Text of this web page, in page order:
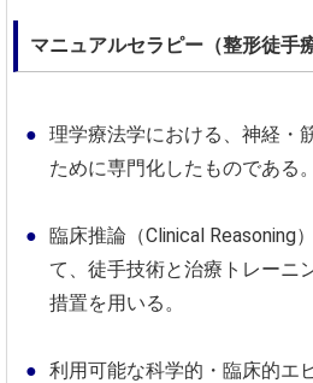
マニュアルセラピー（整形徒手
理学療法学における、神経・
ために専門化したものである。
臨床推論（Clinical Reasoning
て、徒手技術と治療トレーニ
措置を用いる。
利用可能な科学的・臨床的エ